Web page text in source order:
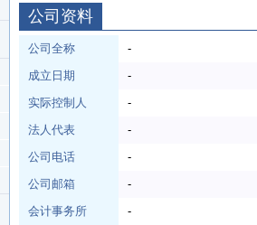
公司资料
公司全称
-
成立日期
-
实际控制人
-
法人代表
-
公司电话
-
公司邮箱
-
会计事务所
-